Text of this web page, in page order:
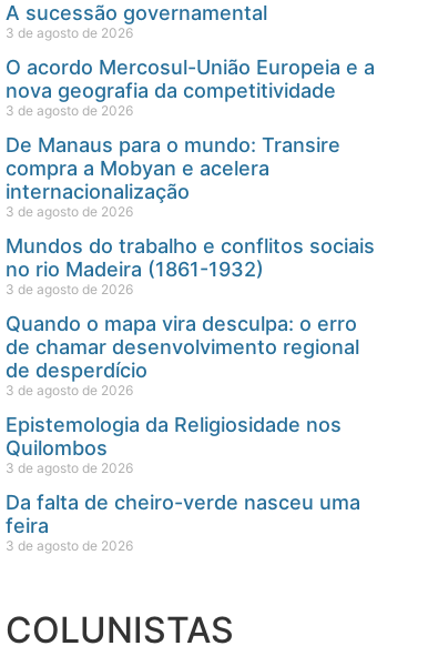
A sucessão governamental
3 de agosto de 2026
O acordo Mercosul-União Europeia e a
nova geografia da competitividade
3 de agosto de 2026
De Manaus para o mundo: Transire
compra a Mobyan e acelera
internacionalização
3 de agosto de 2026
Mundos do trabalho e conflitos sociais
no rio Madeira (1861-1932)
3 de agosto de 2026
Quando o mapa vira desculpa: o erro
de chamar desenvolvimento regional
de desperdício
3 de agosto de 2026
Epistemologia da Religiosidade nos
Quilombos
3 de agosto de 2026
Da falta de cheiro-verde nasceu uma
feira
3 de agosto de 2026
COLUNISTAS